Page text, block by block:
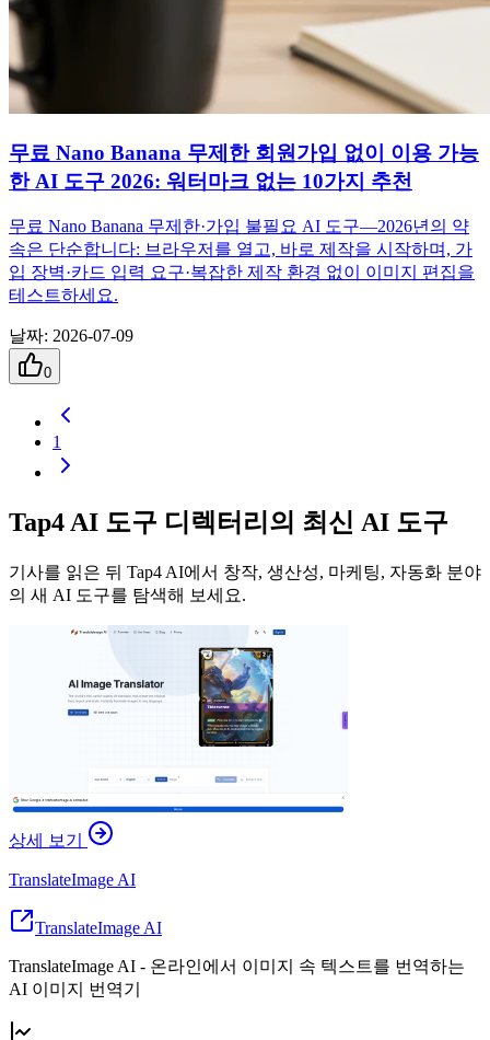
무료 Nano Banana 무제한 회원가입 없이 이용 가능
한 AI 도구 2026: 워터마크 없는 10가지 추천
무료 Nano Banana 무제한·가입 불필요 AI 도구—2026년의 약
속은 단순합니다: 브라우저를 열고, 바로 제작을 시작하며, 가
입 장벽·카드 입력 요구·복잡한 제작 환경 없이 이미지 편집을
테스트하세요.
날짜: 2026-07-09
0
1
Tap4 AI 도구 디렉터리의 최신 AI 도구
기사를 읽은 뒤 Tap4 AI에서 창작, 생산성, 마케팅, 자동화 분야
의 새 AI 도구를 탐색해 보세요.
상세 보기
TranslateImage AI
TranslateImage AI
TranslateImage AI - 온라인에서 이미지 속 텍스트를 번역하는
AI 이미지 번역기